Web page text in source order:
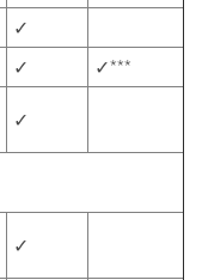
✓
✓
✓***
✓
✓